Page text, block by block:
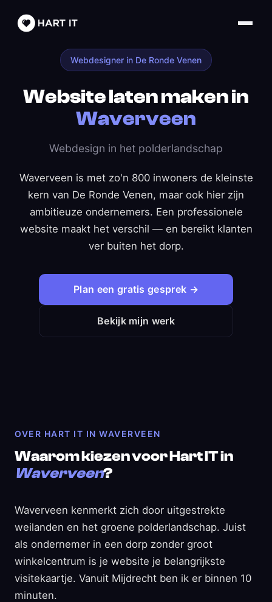
Webdesigner in De Ronde Venen
Website laten maken in
Waverveen
Webdesign in het polderlandschap
Waverveen is met zo'n 800 inwoners de kleinste
kern van De Ronde Venen, maar ook hier zijn
ambitieuze ondernemers. Een professionele
website maakt het verschil — en bereikt klanten
ver buiten het dorp.
Plan een gratis gesprek →
Bekijk mijn werk
OVER HART IT IN WAVERVEEN
Waarom kiezen voor Hart IT in
Waverveen?
Waverveen kenmerkt zich door uitgestrekte
weilanden en het groene polderlandschap. Juist
als ondernemer in een dorp zonder groot
winkelcentrum is je website je belangrijkste
visitekaartje. Vanuit Mijdrecht ben ik er binnen 10
minuten.